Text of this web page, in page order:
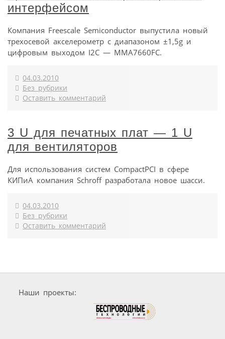
интерфейсом
Компания Freescale Semiconductor выпустила новый
трехосевой акселерометр с диапазоном ±1,5g и
цифровым выходом I2C — MMA7660FC.
04.03.2010
Без рубрики
Оставить комментарий
3 U для печатных плат — 1 U
для вентиляторов
Для использования систем CompactPCI в сфере
КИПиА компания Schroff разработала новое шасси.
04.03.2010
Без рубрики
Оставить комментарий
Наши проекты: